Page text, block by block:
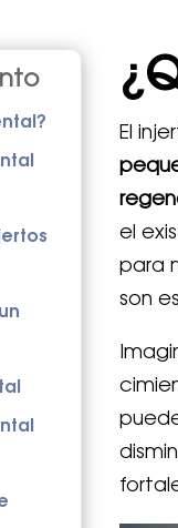
El
el
para
son